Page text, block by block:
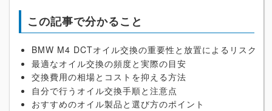
この記事で分かること
BMW M4 DCTオイル交換の重要性と放置によるリスク
最適なオイル交換の頻度と実際の目安
交換費用の相場とコストを抑える方法
自分で行うオイル交換手順と注意点
おすすめのオイル製品と選び方のポイント